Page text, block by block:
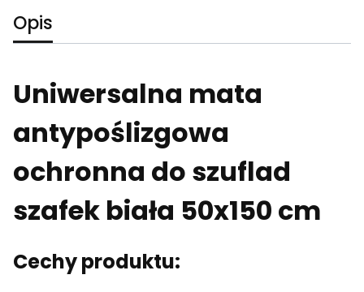
Opis
Uniwersalna mata
antypoślizgowa
ochronna do szuflad
szafek biała 50x150 cm
Cechy produktu: